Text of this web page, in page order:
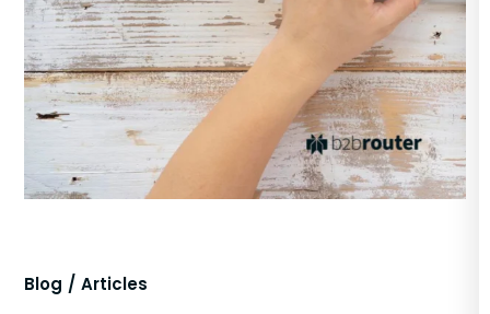
Blog Articles